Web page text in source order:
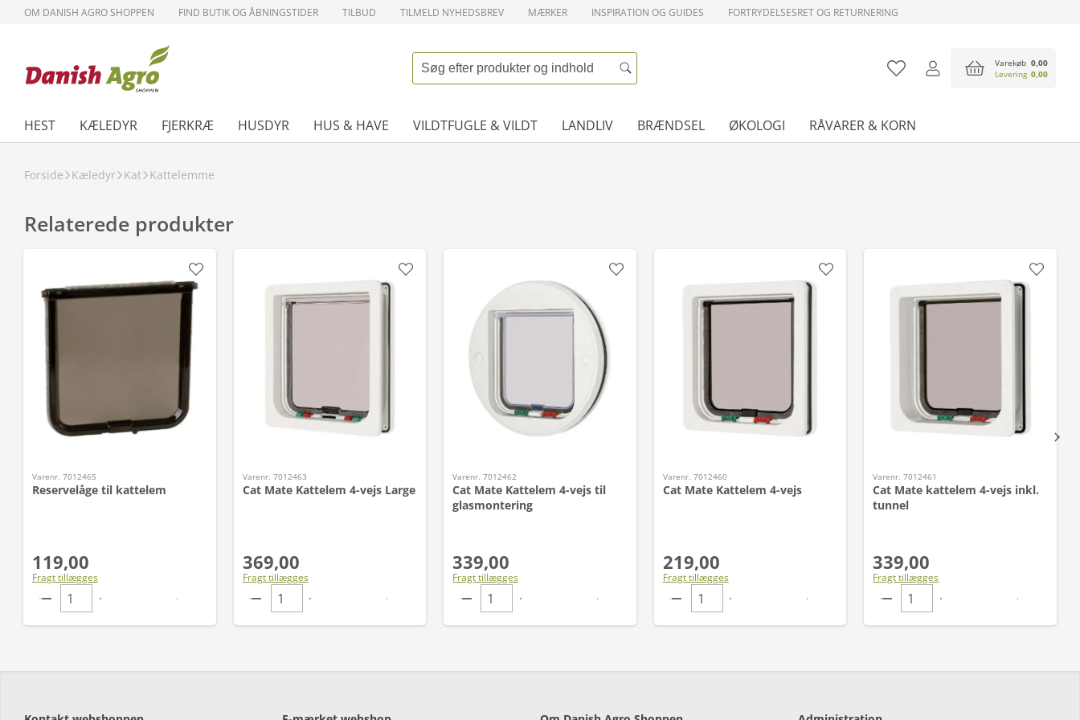
OM DANISH AGRO SHOPPEN FIND BUTIK OG ÅBNINGSTIDER TILBUD TILMELD NYHEDSBREV MÆRKER INSPIRATION OG GUIDES FORTRYDELSESRET OG RETURNERING
Varekøb 0,00
Levering 0,00
HEST KÆLEDYR FJERKRÆ HUSDYR HUS & HAVE VILDTFUGLE & VILDT LANDLIV BRÆNDSEL ØKOLOGI RÅVARER & KORN
Forside Kæledyr Kat Kattelemme
Relaterede produkter
Varenr. 7012465
Reservelåge til kattelem
119,00
Fragt tillægges
Varenr. 7012463
Cat Mate Kattelem 4-vejs Large
369,00
Fragt tillægges
Varenr. 7012462
Cat Mate Kattelem 4-vejs til
glasmontering
339,00
Fragt tillægges
Varenr. 7012460
Cat Mate Kattelem 4-vejs
219,00
Fragt tillægges
Varenr. 7012461
Cat Mate kattelem 4-vejs inkl.
tunnel
339,00
Fragt tillægges